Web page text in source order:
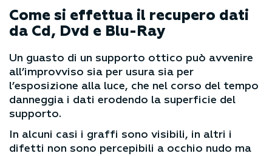
Come si effettua il recupero dati
da Cd, Dvd e Blu-Ray
Un guasto di un supporto ottico può avvenire
all’improvviso sia per usura sia per
l’esposizione alla luce, che nel corso del tempo
danneggia i dati erodendo la superficie del
supporto.
In alcuni casi i graffi sono visibili, in altri i
difetti non sono percepibili a occhio nudo ma